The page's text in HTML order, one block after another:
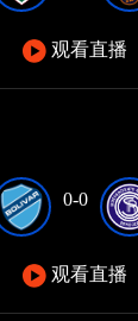
观看直播
0-0
观看直播